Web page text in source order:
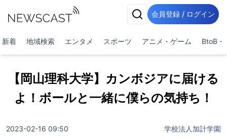
会員登録 / ログイン
新着 地域検索 エンタメ スポーツ アニメ・ゲーム BtoB・
【岡山理科大学】カンボジアに届ける
よ！ボールと一緒に僕らの気持ち！
2023-02-16 09:50 学校法人加計学園